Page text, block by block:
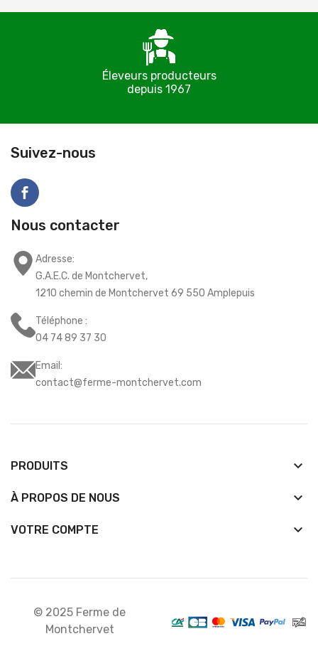
Éleveurs producteurs
depuis 1967
Suivez-nous
Nous contacter
Adresse:
G.A.E.C. de Montchervet,
1210 chemin de Montchervet 69 550 Amplepuis
Téléphone :
04 74 89 37 30
Email:
contact@ferme-montchervet.com
PRODUITS keyboard_arrow_down
À PROPOS DE NOUS keyboard_arrow_down
VOTRE COMPTE 
© 2025 Ferme de
Montchervet